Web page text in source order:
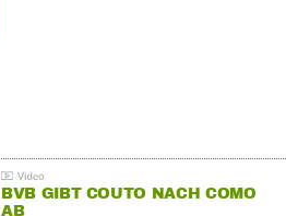
BVB GIBT COUTO NACH COMO
AB